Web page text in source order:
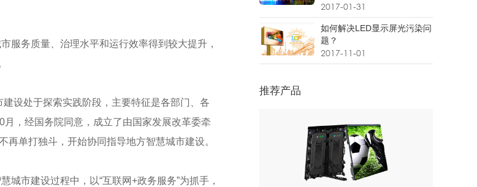
服务质量、治理水平和运行效率得到较大提升，
设处于探索实践阶段，主要特征是各部门、各
，经国务院同意，成立了由国家发展改革委牵
再单打独斗，开始协同指导地方智慧城市建设。
市建设过程中，以“互联网+政务服务”为抓手，
2017-01-31
如何解决LED显示屏光污染问
题？
2017-11-01
推荐产品